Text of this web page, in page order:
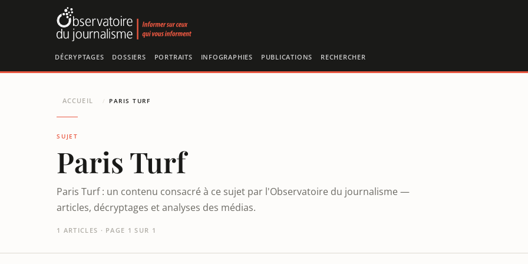
DÉCRYPTAGES DOSSIERS PORTRAITS INFOGRAPHIES PUBLICATIONS RECHERCHER
ACCUEIL / PARIS TURF
SUJET
Paris Turf
Paris Turf : un contenu consacré à ce sujet par l'Observatoire du journalisme —
articles, décryptages et analyses des médias.
1 ARTICLES · PAGE 1 SUR 1
Panneau de gestion des cookies